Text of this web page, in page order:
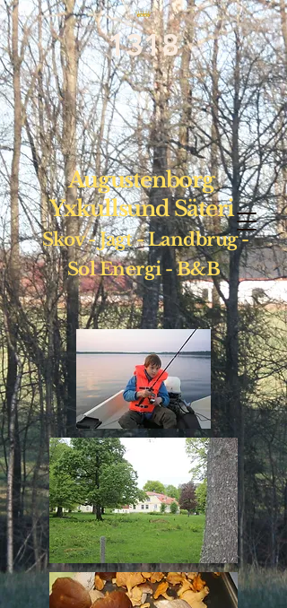
Augustenborg
Yxkullsund Säteri
Skov - Jagt - Landbrug -
SolEnergi - B&B
1318